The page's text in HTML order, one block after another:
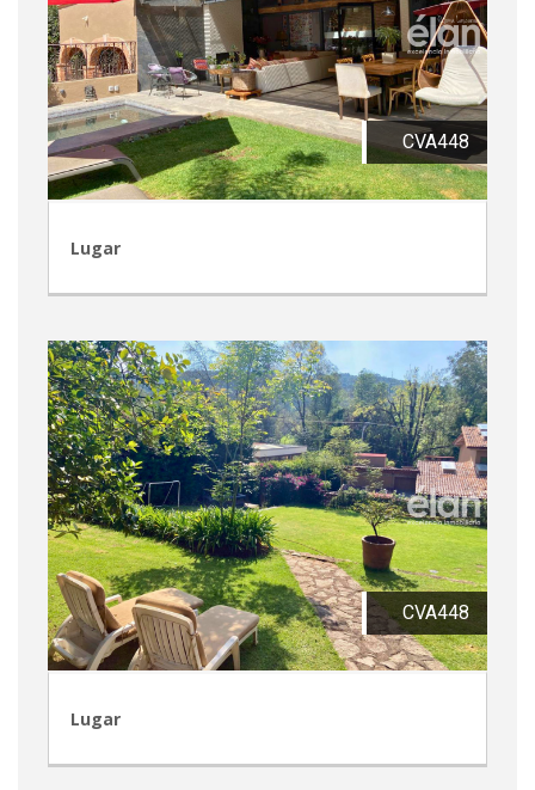
CVA448
Lugar
CVA448
Lugar